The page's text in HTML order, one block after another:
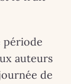
période
auteurs
de